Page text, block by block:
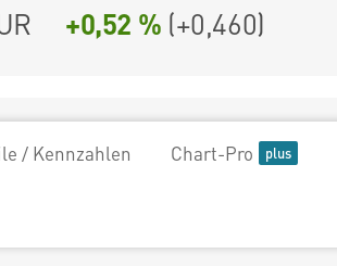
+0,52 % (+0,460)
/ Kennzahlen Chart-Pro